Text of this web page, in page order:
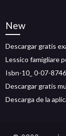
New
Descargar gratis
Lessico famigliare
Isbn-10_ 0-07-
Descargar gratis
Descarga de la